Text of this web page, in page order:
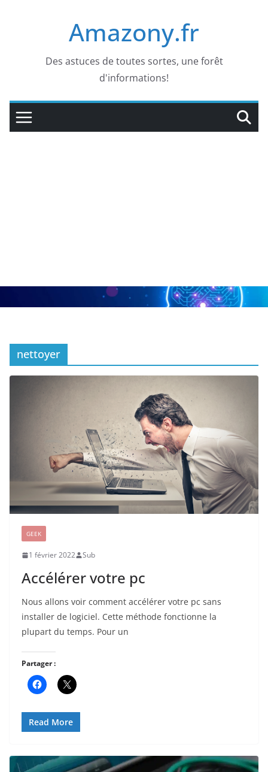
Amazony.fr
Des astuces de toutes sortes, une forêt
d'informations!
nettoyer
GEEK
1 février 2022 Sub
Accélérer votre pc
Nous allons voir comment accélérer votre pc sans
installer de logiciel. Cette méthode fonctionne la
plupart du temps. Pour un
Partager :
Read More